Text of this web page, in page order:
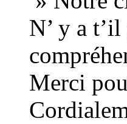
N’ y a
Merci